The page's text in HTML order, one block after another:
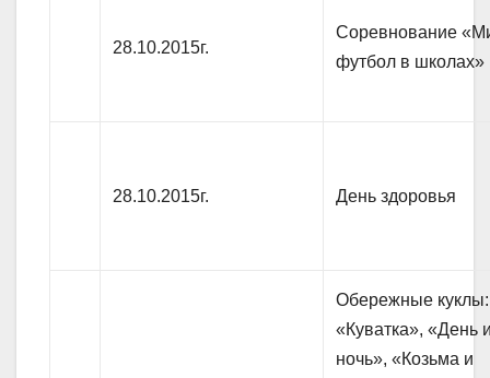
28.10.2015г.
Соревнование
футбол в школах»
28.10.2015г. День здоровья
Обережные куклы:
«Куватка», «День
ночь», «Козьма и